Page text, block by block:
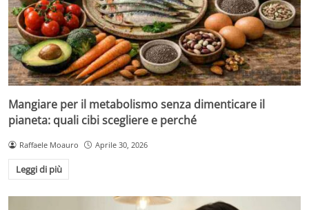
Mangiare per il metabolismo senza dimenticare il
pianeta: quali cibi scegliere e perché
Raffaele Moauro Aprile 30, 2026
Leggi di più